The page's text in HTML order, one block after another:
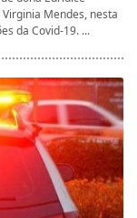
Mendes, nesta
da Covid-19. ...